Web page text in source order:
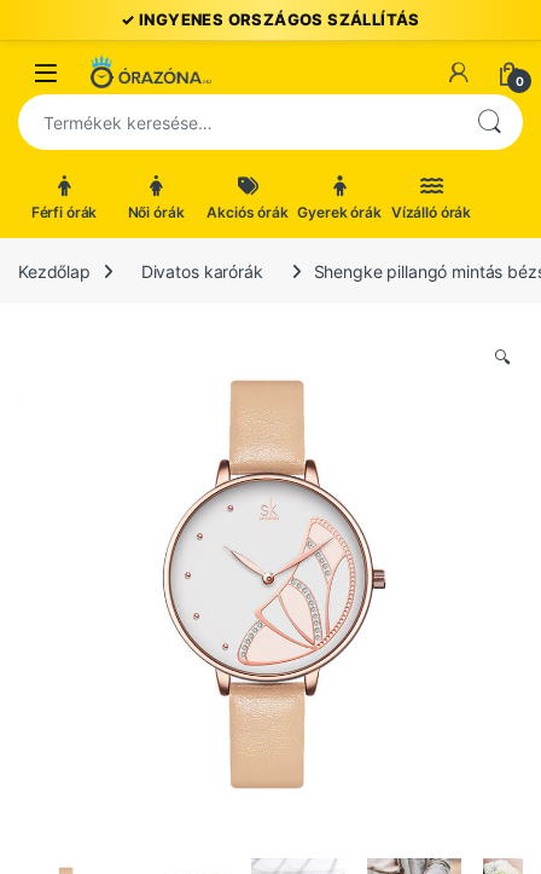
Ugrás a navigációhoz
Ugrás a tartalomhoz
Open 0
Keresés a következőre:
Férfi órák Női órák Akciós órák Gyerek órák Vízálló órák
Kezdőlap Divatos karórák Shengke pillangó mintás
🔍